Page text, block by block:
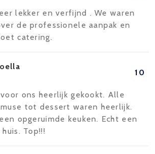
lekker en verfijnd . We waren
de professionele aanpak en
catering.
10
ons heerlijk gekookt. Alle
tot dessert waren heerlijk.
opgeruimde keuken. Echt een
Top!!!